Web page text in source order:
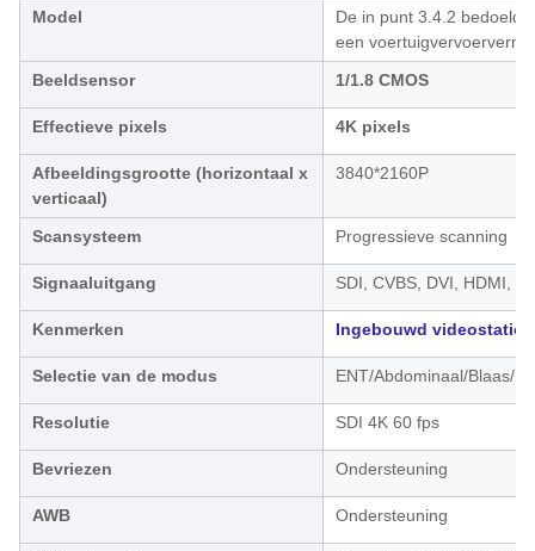
Model
De in punt 3.4.2
een
Beeldsensor
1/1.8 CMOS
Effectieve pixels 4K pixels
Afbeeldingsgrootte (horizontaal x
verticaal)
3840*2160P
Scansysteem Progressieve scanning
Signaaluitgang SDI, CVBS, DVI, HDMI,
Kenmerken Ingebouwd
Selectie van de modus ENT/Abdominaal/Blaas/
Resolutie SDI 4K 60 fps
Bevriezen Ondersteuning
AWB Ondersteuning